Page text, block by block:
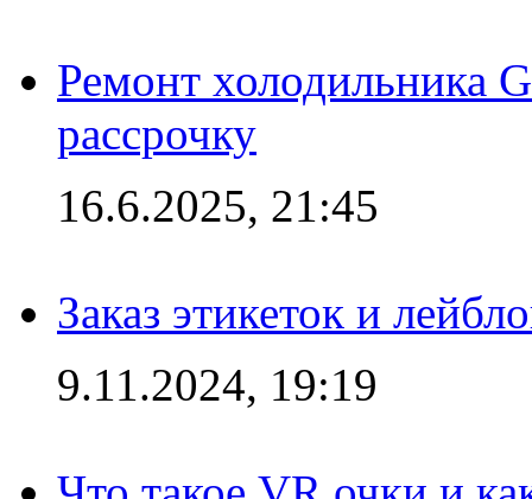
Ремонт холодильника
рассрочку
16.6.2025, 21:45
Заказ этикеток и
9.11.2024, 19:19